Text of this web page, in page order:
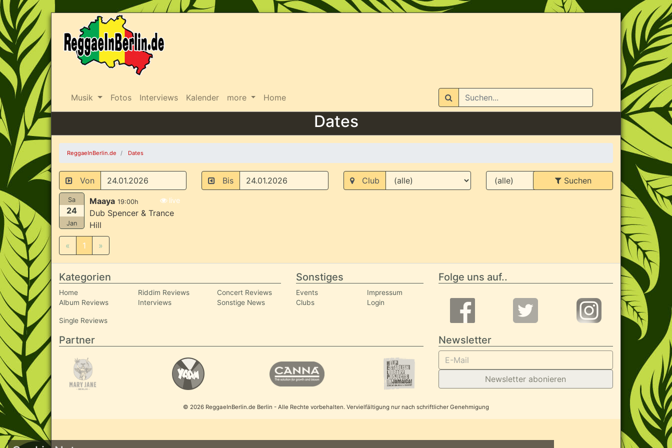
Musik Fotos Interviews Kalender more Home
Suchen
Dates
ReggaeInBerlin.de Dates
Von Bis Club Suchen
Sa
24
Jan
live
Maaya 19:00h
Dub Spencer & Trance
Hill
« 1 »
Kategorien
Home
Album Reviews
Riddim Reviews
Interviews
Concert Reviews
Sonstige News
Single Reviews
Sonstiges
Events
Clubs
Impressum
Login
Folge uns auf..
Partner Newsletter
Newsletter abonieren
© 2026 ReggaeInBerlin.de Berlin - Alle Rechte vorbehalten. Vervielfältigung nur nach schriftlicher Genehmigung